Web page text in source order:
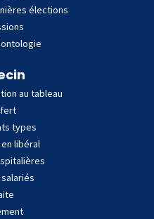
élections
au tableau
types
libéral